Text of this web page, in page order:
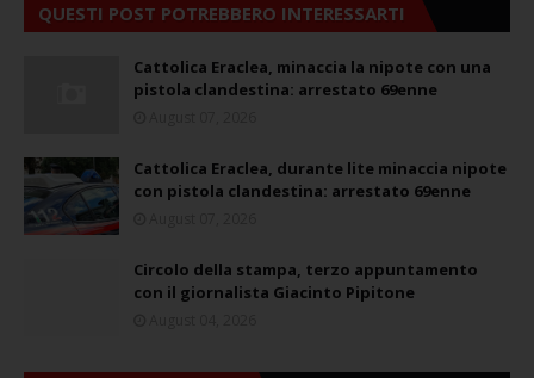
QUESTI POST POTREBBERO INTERESSARTI
Cattolica Eraclea, minaccia la nipote con una
pistola clandestina: arrestato 69enne
Cattolica Eraclea, durante lite minaccia nipote
con pistola clandestina: arrestato 69enne
Circolo della stampa, terzo appuntamento
con il giornalista Giacinto Pipitone